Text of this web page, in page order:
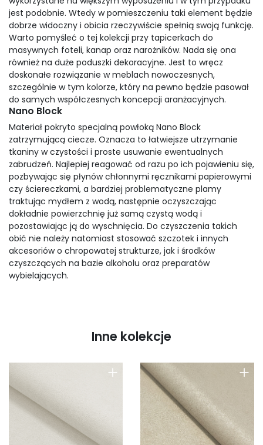
jest podobnie. Wtedy w pomieszczeniu taki element będzie
dobrze widoczny i obicia rzeczywiście spełnią swoją funkcję.
Warto pomyśleć o tej kolekcji przy tapicerkach do
masywnych foteli, kanap oraz narożników. Nada się ona
również na duże poduszki dekoracyjne. Jest to wręcz
doskonałe rozwiązanie w meblach nowoczesnych,
szczególnie w tym kolorze, który na pewno będzie pasował
do samych współczesnych koncepcji aranżacyjnych.
Nano Block
Materiał pokryto specjalną powłoką Nano Block
zatrzymującą ciecze. Oznacza to łatwiejsze utrzymanie
tkaniny w czystości i proste usuwanie ewentualnych
zabrudzeń. Najlepiej reagować od razu po ich pojawieniu się,
pozbywając się płynów chłonnymi ręcznikami papierowymi
czy ściereczkami, a bardziej problematyczne plamy
traktując mydłem z wodą, następnie oczyszczając
dokładnie powierzchnię już samą czystą wodą i
pozostawiając ją do wyschnięcia. Do czyszczenia takich
obić nie należy natomiast stosować szczotek i innych
akcesoriów o chropowatej strukturze, jak i środków
czyszczących na bazie alkoholu oraz preparatów
wybielających.
Inne kolekcje
+ +